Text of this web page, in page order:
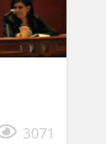
3071